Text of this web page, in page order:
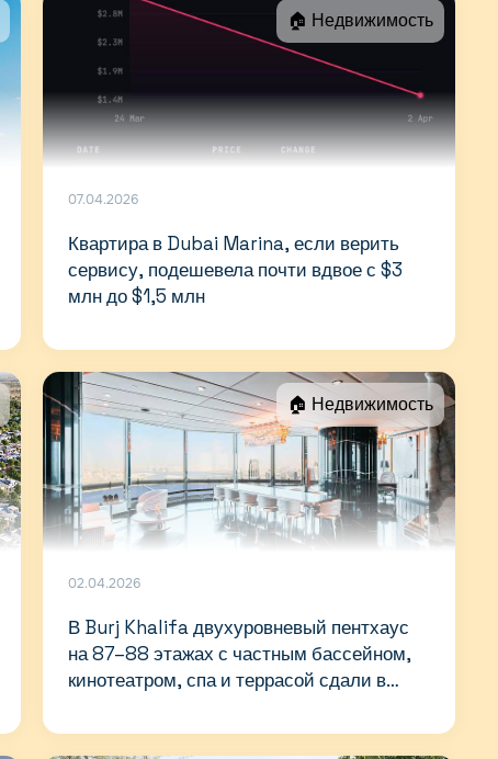
🏠 Недвижимость
07.04.2026
Квартира в Dubai Marina, если верить
сервису, подешевела почти вдвое с $3
млн до $1,5 млн
🏠 Недвижимость
02.04.2026
В Burj Khalifa двухуровневый пентхаус
на 87–88 этажах с частным бассейном,
кинотеатром, спа и террасой сдали в